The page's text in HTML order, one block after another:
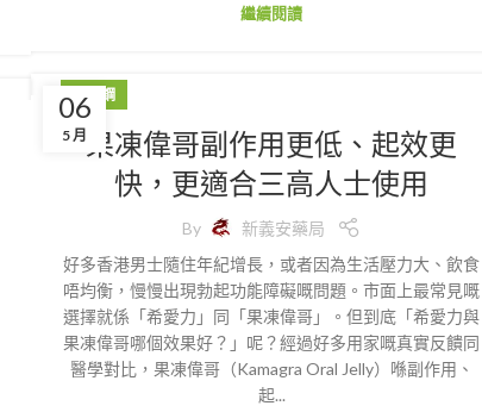
繼續閱讀
06
5 月
威而鋼
果凍偉哥副作用更低、起效更
快，更適合三高人士使用
By
新義安藥局
好多香港男士隨住年紀增長，或者因為生活壓力大、飲食
唔均衡，慢慢出現勃起功能障礙嘅問題。市面上最常見嘅
選擇就係「希愛力」同「果凍偉哥」。但到底「希愛力與
果凍偉哥哪個效果好？」呢？經過好多用家嘅真實反饋同
醫學對比，果凍偉哥（Kamagra Oral Jelly）喺副作用、
起...